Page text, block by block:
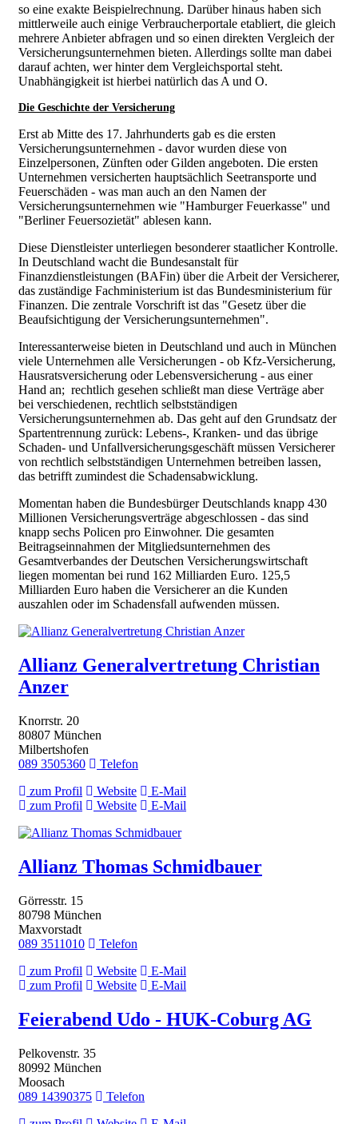
so eine exakte Beispielrechnung. Darüber hinaus haben sich
mittlerweile auch einige Verbraucherportale etabliert, die gleich
mehrere Anbieter abfragen und so einen direkten Vergleich der
Versicherungsunternehmen bieten. Allerdings sollte man dabei
darauf achten, wer hinter dem Vergleichsportal steht.
Unabhängigkeit ist hierbei natürlich das A und O.
Die Geschichte der Versicherung
Erst ab Mitte des 17. Jahrhunderts gab es die ersten
Versicherungsunternehmen - davor wurden diese von
Einzelpersonen, Zünften oder Gilden angeboten. Die ersten
Unternehmen versicherten hauptsächlich Seetransporte und
Feuerschäden - was man auch an den Namen der
Versicherungsunternehmen wie "Hamburger Feuerkasse" und
"Berliner Feuersozietät" ablesen kann.
Diese Dienstleister unterliegen besonderer staatlicher Kontrolle.
In Deutschland wacht die Bundesanstalt für
Finanzdienstleistungen (BAFin) über die Arbeit der Versicherer,
das zuständige Fachministerium ist das Bundesministerium für
Finanzen. Die zentrale Vorschrift ist das "Gesetz über die
Beaufsichtigung der Versicherungsunternehmen".
Interessanterweise bieten in Deutschland und auch in München
viele Unternehmen alle Versicherungen - ob Kfz-Versicherung,
Hausratsversicherung oder Lebensversicherung - aus einer
Hand an; rechtlich gesehen schließt man diese Verträge aber
bei verschiedenen, rechtlich selbstständigen
Versicherungsunternehmen ab. Das geht auf den Grundsatz der
Spartentrennung zurück: Lebens-, Kranken- und das übrige
Schaden- und Unfallversicherungsgeschäft müssen Versicherer
von rechtlich selbstständigen Unternehmen betreiben lassen,
das betrifft zumindest die Schadensabwicklung.
Momentan haben die Bundesbürger Deutschlands knapp 430
Millionen Versicherungsverträge abgeschlossen - das sind
knapp sechs Policen pro Einwohner. Die gesamten
Beitragseinnahmen der Mitgliedsunternehmen des
Gesamtverbandes der Deutschen Versicherungswirtschaft
liegen momentan bei rund 162 Milliarden Euro. 125,5
Milliarden Euro haben die Versicherer an die Kunden
auszahlen oder im Schadensfall aufwenden müssen.
Allianz Generalvertretung Christian
Anzer
Knorrstr. 20
80807 München
Milbertshofen
089 3505360
Telefon
zum Profil
Website
E-Mail
zum Profil
Website E-Mail
Allianz Thomas Schmidbauer
Görresstr. 15
80798 München
Maxvorstadt
089 3511010
Telefon
zum Profil
Website
E-Mail
zum Profil
Website E-Mail
Feierabend Udo - HUK-Coburg AG
Pelkovenstr. 35
80992 München
Moosach
089 14390375
Telefon